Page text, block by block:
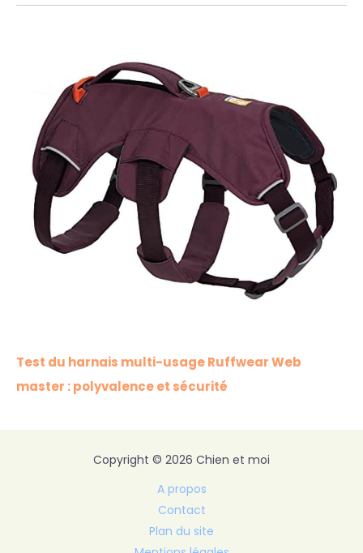
Test du harnais multi-usage Ruffwear Web
master : polyvalence et sécurité
Copyright © 2026 Chien et moi
A propos
Contact
Plan du site